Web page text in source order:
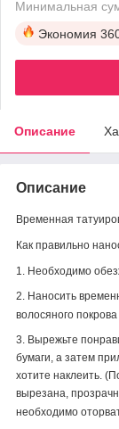
Минимальная
Экономия
Описание
Описание
Временная
Как правильно
1. Необходимо
2. Наносить
волосяного покрова
3. Вырежьте
бумаги, а затем
хотите наклеить.
вырезана,
необходимо